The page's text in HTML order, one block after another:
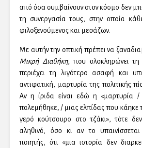
από όσα συμβαίνουν στον κόσμο δεν
τη συνεργασία τους, στην οποία
φιλοξενούμενος και μεσάζων.
Με αυτήν την οπτική πρέπει να
Μικρή Διαθήκη, που ολοκληρώνει τη
περιέχει τη λιγότερο ασαφή και
αντιφατική, μαρτυρία της πολιτικής
Αν η ίριδα είναι εδώ η «μαρτυρία /
πολεμήθηκε, / μιας ελπίδας που κάηκε
γερό κούτσουρο στο τζάκι», τότε
αληθινό, όσο κι αν το
ποιητής, ότι «μια ιστορία δεν